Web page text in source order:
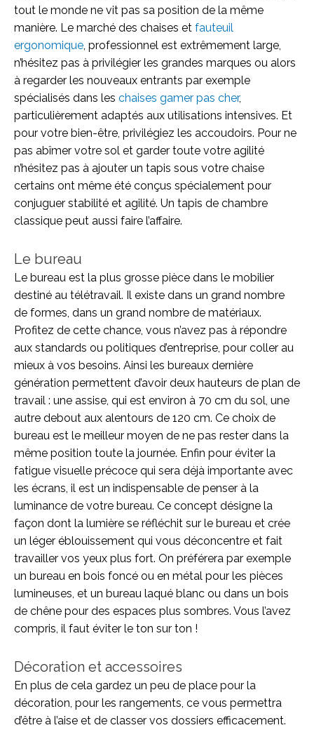
tout le monde ne vit pas sa position de la même
manière. Le marché des chaises et fauteuil
ergonomique , professionnel est extrêmement large,
n’hésitez pas à privilégier les grandes marques ou alors
à regarder les nouveaux entrants par exemple
spécialisés dans les chaises gamer pas cher,
particulièrement adaptés aux utilisations intensives. Et
pour votre bien-être, privilégiez les accoudoirs. Pour ne
pas abîmer votre sol et garder toute votre agilité
n’hésitez pas à ajouter un tapis sous votre chaise
certains ont même été conçus spécialement pour
conjuguer stabilité et agilité. Un tapis de chambre
classique peut aussi faire l’affaire.
Le bureau
Le bureau est la plus grosse pièce dans le mobilier
destiné au télétravail. Il existe dans un grand nombre
de formes, dans un grand nombre de matériaux.
Profitez de cette chance, vous n’avez pas à répondre
aux standards ou politiques d’entreprise, pour coller au
mieux à vos besoins. Ainsi les bureaux dernière
génération permettent d’avoir deux hauteurs de plan de
travail : une assise, qui est environ à 70 cm du sol, une
autre debout aux alentours de 120 cm. Ce choix de
bureau est le meilleur moyen de ne pas rester dans la
même position toute la journée. Enfin pour éviter la
fatigue visuelle précoce qui sera déjà importante avec
les écrans, il est un indispensable de penser à la
luminance de votre bureau. Ce concept désigne la
façon dont la lumière se réfléchit sur le bureau et crée
un léger éblouissement qui vous déconcentre et fait
travailler vos yeux plus fort. On préférera par exemple
un bureau en bois foncé ou en métal pour les pièces
lumineuses, et un bureau laqué blanc ou dans un bois
de chêne pour des espaces plus sombres. Vous l’avez
compris, il faut éviter le ton sur ton !
Décoration et accessoires
En plus de cela gardez un peu de place pour la
décoration, pour les rangements, ce vous permettra
d’être à l’aise et de classer vos dossiers efficacement.